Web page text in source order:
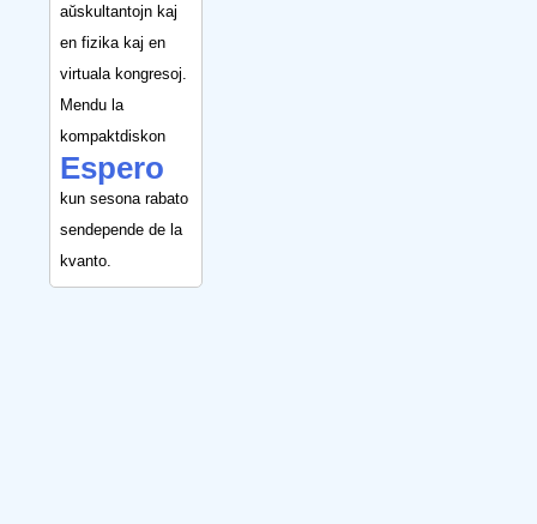
aŭskultantojn kaj
en fizika kaj en
virtuala kongresoj.
Mendu la
kompaktdiskon
Espero
kun sesona rabato
sendepende de la
kvanto.